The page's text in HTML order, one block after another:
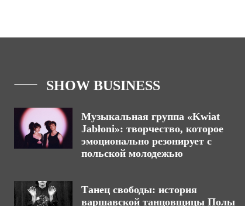
SHOW BUSINESS
Музыкальная группа «Kwiat
Jabłoni»: творчество, которое
эмоционально резонирует с
польской молодежью
Танец свободы: история
варшавской танцовщицы Полы